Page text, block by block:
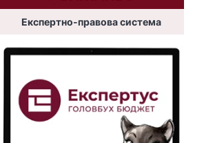
Експертно-правова система